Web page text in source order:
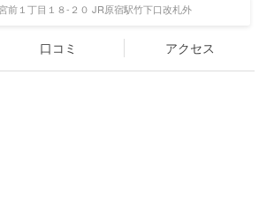
前１丁目１８-２０ JR原宿駅竹下口改札外
口コミ アクセス